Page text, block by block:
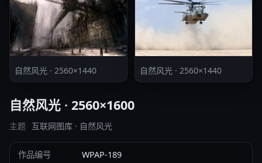
自然风光 · 2560×1440 自然风光 · 2560×1440
自然风光 · 2560×1600
主题 互联网图库 · 自然风光
作品编号 WPAP-189